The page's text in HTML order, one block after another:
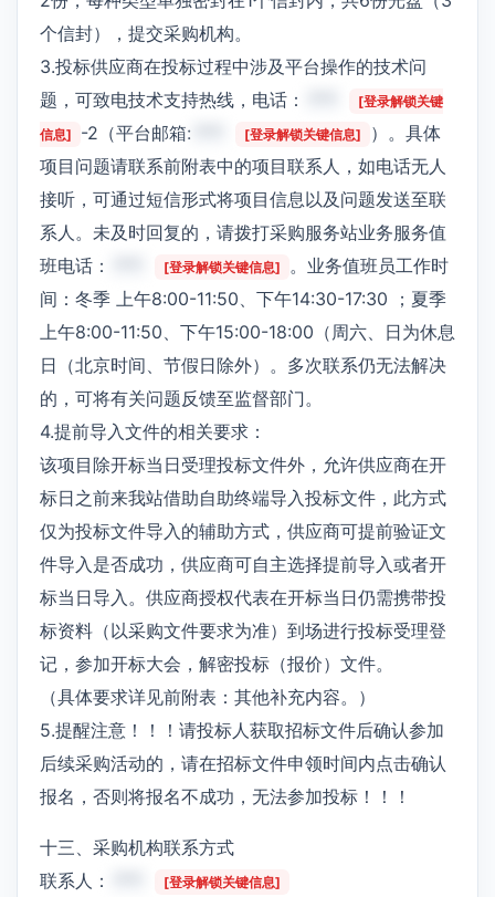
个信封），提交采购机构。
3.投标供应商在投标过程中涉及平台操作的技术问
题，可致电技术支持热线，电话：
[登录解锁关键
信息]
-2（平台邮箱: [登录解锁关键信息]
）。具体
项目问题请联系前附表中的项目联系人，如电话无人
接听，可通过短信形式将项目信息以及问题发送至联
系人。未及时回复的，请拨打采购服务站业务服务值
班电话：
[登录解锁关键信息]
。业务值班员工作时
间：冬季 上午8:00-11:50、下午14:30-17:30 ；夏季
上午8:00-11:50、下午15:00-18:00（周六、日为休息
日（北京时间、节假日除外）。多次联系仍无法解决
的，可将有关问题反馈至监督部门。
4.提前导入文件的相关要求：
该项目除开标当日受理投标文件外，允许供应商在开
标日之前来我站借助自助终端导入投标文件，此方式
仅为投标文件导入的辅助方式，供应商可提前验证文
件导入是否成功，供应商可自主选择提前导入或者开
标当日导入。供应商授权代表在开标当日仍需携带投
标资料（以采购文件要求为准）到场进行投标受理登
记，参加开标大会，解密投标（报价）文件。
（具体要求详见前附表：其他补充内容。）
5.提醒注意！！！请投标人获取招标文件后确认参加
后续采购活动的，请在招标文件申领时间内点击确认
报名，否则将报名不成功，无法参加投标！！！
十三、采购机构联系方式
联系人：
[登录解锁关键信息]